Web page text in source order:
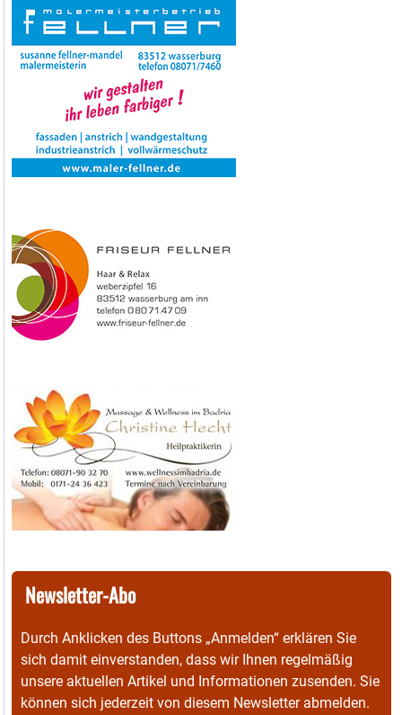
Newsletter-Abo
Durch Anklicken des Buttons „Anmelden“ erklären Sie
sich damit einverstanden, dass wir Ihnen regelmäßig
unsere aktuellen Artikel und Informationen zusenden. Sie
können sich jederzeit von diesem Newsletter abmelden.